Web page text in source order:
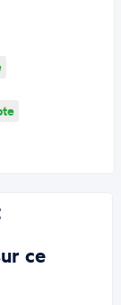
ce